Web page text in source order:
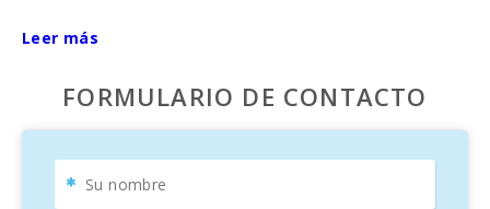
el cielo azul de
Una terraza que sale a la hermosapiscina con cómodas
tumbonasofrece un área exterior bien cuidada para su
cómodos muebles de terraza para relajarse en la sombra,
y una mesa redonda y sillas para
Leer más
FORMULARIO DE CONTACTO